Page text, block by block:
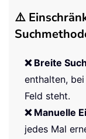
⚠️
❌ Breite
enthalten,
Feld steht.
❌ Manuelle
jedes Mal